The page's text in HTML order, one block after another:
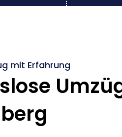
mit Erfahrung